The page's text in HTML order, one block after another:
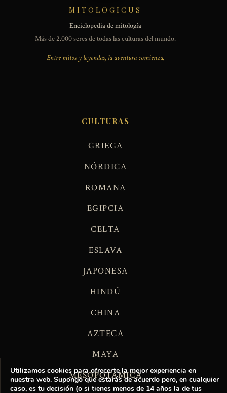
MITOLOGICUS
Enciclopedia de mitología
Más de 2.000 seres de todas las culturas del mundo.
Entre mitos y leyendas, la aventura comienza.
CULTURAS
GRIEGA
NÓRDICA
ROMANA
EGIPCIA
CELTA
ESLAVA
JAPONESA
HINDÚ
CHINA
AZTECA
MAYA
MESOPOTÁMICA
Utilizamos cookies para ofrecerte la mejor experiencia en
nuestra web. Supongo que estarás de acuerdo pero, en cualquier
caso, es tu decisión (o si tienes menos de 14 años la de tus